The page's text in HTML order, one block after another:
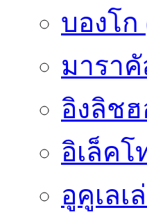
บองโก
มารา
อิงลิช
อิเล็คโ
อูคูเลเล่